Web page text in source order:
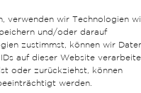
verwenden wir Technologien
und/oder darauf
zustimmst, können wir
auf dieser Website
oder zurückziehst, können
werden.
y Resiliencia.
adquisición de
híbrido.